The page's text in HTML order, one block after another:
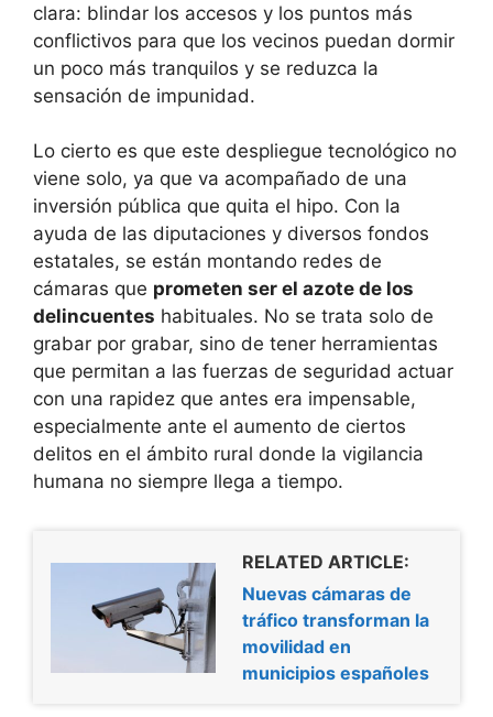
clara: blindar los accesos y los puntos más
conflictivos para que los vecinos puedan dormir
un poco más tranquilos y se reduzca la
sensación de impunidad.
Lo cierto es que este despliegue tecnológico no
viene solo, ya que va acompañado de una
inversión pública que quita el hipo. Con la
ayuda de las diputaciones y diversos fondos
estatales, se están montando redes de
cámaras que prometen ser el azote de los
delincuentes habituales. No se trata solo de
grabar por grabar, sino de tener herramientas
que permitan a las fuerzas de seguridad actuar
con una rapidez que antes era impensable,
especialmente ante el aumento de ciertos
delitos en el ámbito rural donde la vigilancia
humana no siempre llega a tiempo.
RELATED ARTICLE:
Nuevas cámaras de
tráfico transforman la
movilidad en
municipios españoles